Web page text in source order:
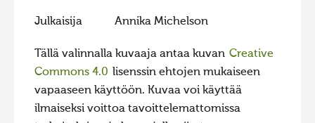
Hiite kuvavõistlus 2010
Hiite kuvavõistlus 2008
Julkaisija Annika Michelson
Tällä valinnalla kuvaaja antaa kuvan Creative
Commons 4.0 lisenssin ehtojen mukaiseen
vapaaseen käyttöön. Kuvaa voi käyttää
ilmaiseksi voittoa tavoittelemattomissa